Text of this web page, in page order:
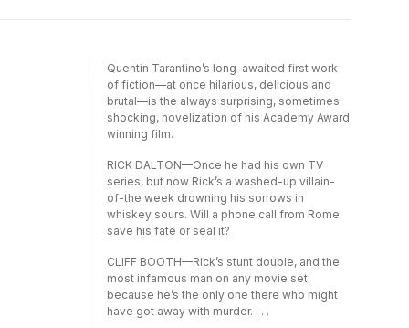
to this unique volume.EXCLUSIVE CONTENT:
inserts.COMPREHENSIVE HISTORY: Pore over
400 pages detailing every aspect of the film,
from the writing of the script, casting,
rehearsals, through to production and
costume design, the making of the film and
Quentin and his fellow artists, it is my belief
that no other book has ever revealed more
about the making of a motion picture!" Jay
GlennieALL-STAR CONTRIBUTORS: Read
exclusive brand-new interviews and insights
from over 65 cast and crew members
including actors, concept artists, and
illustrators, including Oscar winner's
cinematographer Bob Richardson and
production designer Barbara Ling, producer
She left Texas to chase a movie-star dream,
and found it. Sharon's salad days are now
spent on Cielo Drive, high in the Hollywood
Hills. CHARLES MANSON - The ex-con's got
a bunch of zonked-out hippies thinking he's
a rock 'n' roll star. HOLLYWOOD 1969 - YOU
SHOULDA BEEN THERE
Quentin Tarantino’s long-awaited first work
of fiction—at once hilarious, delicious and
brutal—is the always surprising, sometimes
shocking, novelization of his Academy Award
winning film.
RICK DALTON—Once he had his own TV
series, but now Rick’s a washed-up villain-
of-the week drowning his sorrows in
whiskey sours. Will a phone call from Rome
save his fate or seal it?
CLIFF BOOTH—Rick’s stunt double, and the
most infamous man on any movie set
because he’s the only one there who might
have got away with murder. . . .